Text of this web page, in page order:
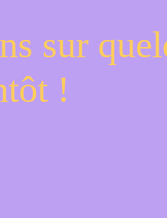
sur
!